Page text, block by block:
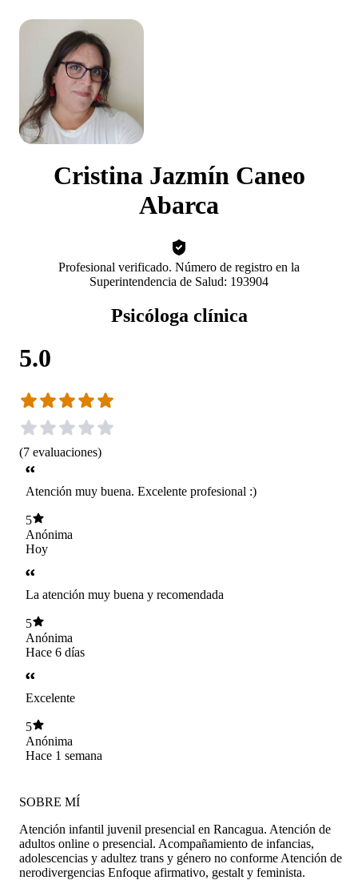
Cristina Jazmín Caneo
Abarca
Profesional verificado. Número de registro en la
Superintendencia de Salud: 193904
Psicóloga clínica
5.0
(7 evaluaciones)
Atención muy buena. Excelente profesional :)
5
Anónima
Hoy
La atención muy buena y recomendada
5
Anónima
Hace 6 días
Excelente
5
Anónima
Hace 1 semana
SOBRE MÍ
Atención infantil juvenil presencial en Rancagua. Atención de
adultos online o presencial. Acompañamiento de infancias,
adolescencias y adultez trans y género no conforme Atención de
nerodivergencias Enfoque afirmativo, gestalt y feminista.